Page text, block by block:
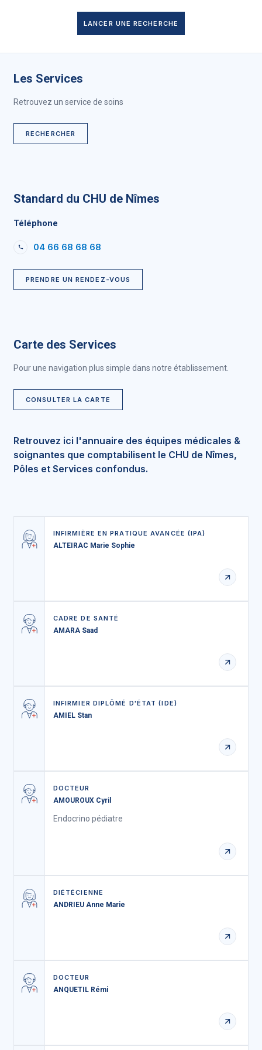
LANCER UNE RECHERCHE
Retrouvez ici l'annuaire des équipes médicales &
soignantes que comptabilisent le CHU de Nîmes,
Pôles et Services confondus.
INFIRMIÈRE EN PRATIQUE AVANCÉE (IPA)
ALTEIRAC Marie Sophie
CADRE DE SANTÉ
AMARA Saad
INFIRMIER DIPLÔMÉ D'ÉTAT (IDE)
AMIEL Stan
DOCTEUR
AMOUROUX Cyril
Endocrino pédiatre
DIÉTÉCIENNE
ANDRIEU Anne Marie
DOCTEUR
ANQUETIL Rémi
Les Services
Retrouvez un service de soins
RECHERCHER
Standard du CHU de Nîmes
Téléphone
04 66 68 68 68
PRENDRE UN RENDEZ-VOUS
Carte des Services
Pour une navigation plus simple dans notre établissement.
CONSULTER LA CARTE